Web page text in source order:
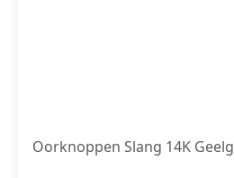
Oorknoppen Slang 14K